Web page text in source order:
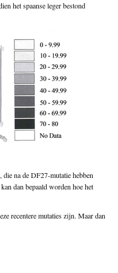
het spaanse leger bestond
na de DF27-mutatie hebben
dan bepaald worden hoe het
recentere mutaties zijn. Maar dan